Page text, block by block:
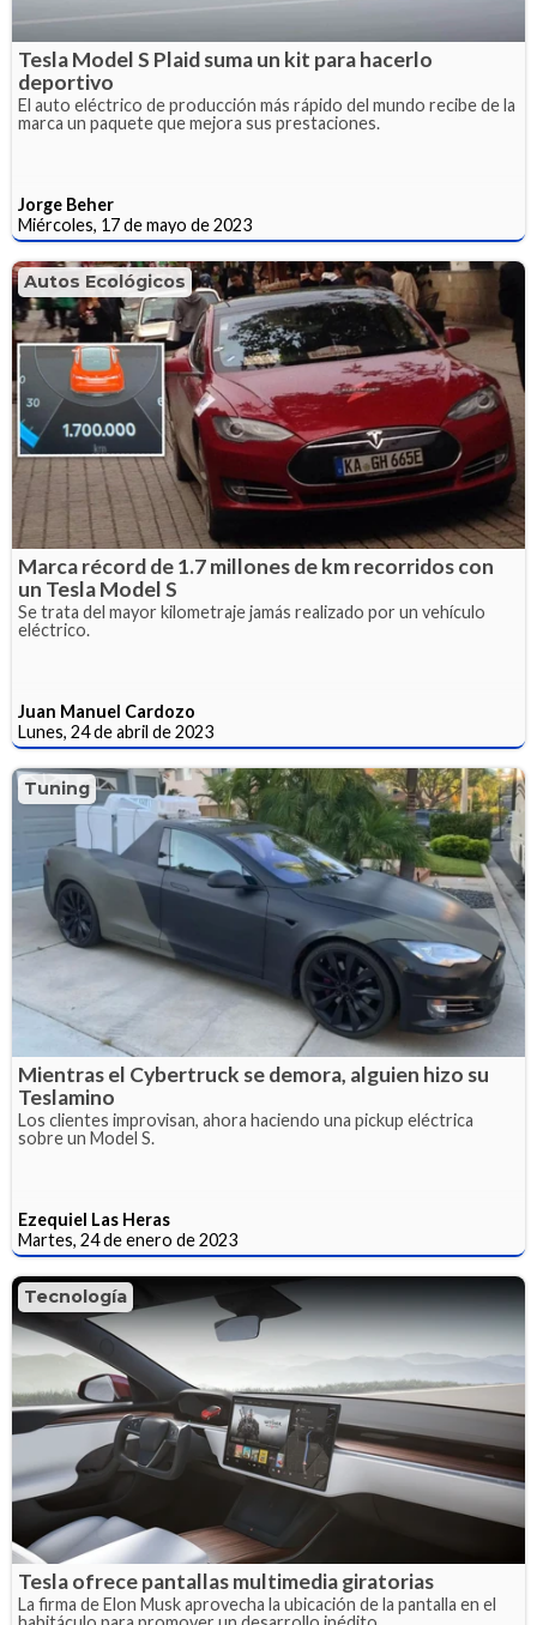
Tesla Model S Plaid suma un kit para hacerlo
deportivo
El auto eléctrico de producción más rápido del mundo recibe de la
marca un paquete que mejora sus prestaciones.
Jorge Beher
Miércoles, 17 de mayo de 2023
Autos Ecológicos
Marca récord de 1.7 millones de km recorridos con
un Tesla Model S
Se trata del mayor kilometraje jamás realizado por un vehículo
eléctrico.
Juan Manuel Cardozo
Lunes, 24 de abril de 2023
Tuning
Mientras el Cybertruck se demora, alguien hizo su
Teslamino
Los clientes improvisan, ahora haciendo una pickup eléctrica
sobre un Model S.
Ezequiel Las Heras
Martes, 24 de enero de 2023
Tecnología
Tesla ofrece pantallas multimedia giratorias
La firma de Elon Musk aprovecha la ubicación de la pantalla en el